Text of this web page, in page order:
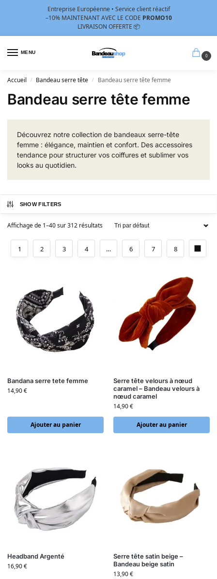
Entreprise Européenne • Service client réactif
–10% MAINTENANT AVEC LE CODE PROMO10
LIVRAISON OFFERTE 📦
MENU
0
Accueil / Bandeau serre tête / Bandeau serre tête femme
Bandeau serre tête femme
Découvrez notre collection de bandeaux serre-tête
femme : élégance, maintien et confort. Des accessoires
tendance pour structurer vos coiffures et sublimer vos
looks au quotidien.
SHOW FILTERS
Affichage de 1–40 sur 312 résultats
1 2 3 4 … 6 7 8
Bandana serre tete femme
14,90€
Ajouter au panier
Serre tête velours à nœud
caramel – Bandeau velours à
nœud caramel
14,90€
Ajouter au panier
Headband Argenté
16,90€
Serre tête satin beige –
Bandeau beige satin
13,90€